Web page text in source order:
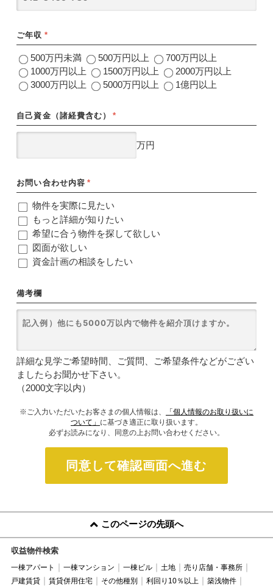
ご年収 *
500万円未満 500万円以上
700万円以上
1000万円以上
1500万円以上
2000万円以上
3000万円以上
5000万円以上 1億円以上
自己資金（諸経費含む） *
万円
お問い合わせ内容 *
物件を実際に見たい
もっと詳細が知りたい
希望に合う物件を探して欲しい
図面が欲しい
資金計画の相談をしたい
備考欄
詳細な見学ご希望時間、ご質問、ご希望条件などがござい
ましたらお聞かせ下さい。
（2000文字以内）
※ご入力いただいたお客さまの個人情報は、
「個人情報のお取り扱いに
ついて」 に基づき適正に取り扱います。
必ずお読みになり、同意の上お問い合わせください。
同意して確認画面へ進む
このページの先頭へ
収益物件検索
一棟アパート 一棟マンション 一棟ビル 土地
売り店舗・事務所
戸建賃貸
賃貸併用住宅 その他種別 利回り10％以上
築浅物件